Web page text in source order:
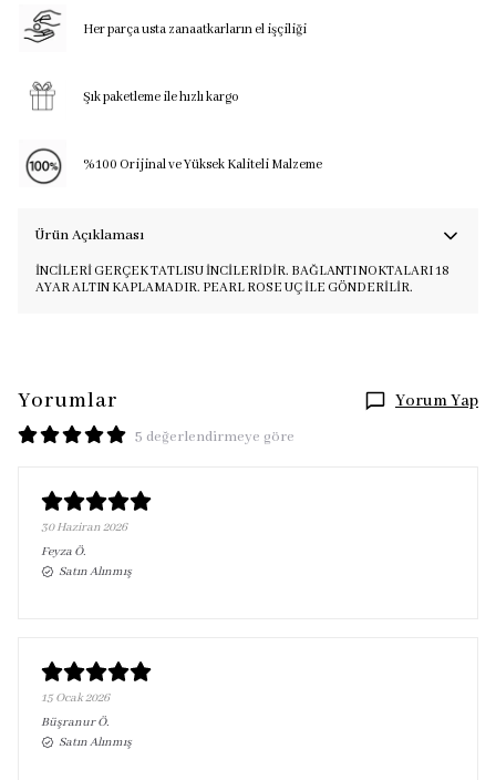
Her parça usta zanaatkarların el işçiliği
Şık paketleme ile hızlı kargo
%100 Orijinal ve Yüksek Kaliteli Malzeme
Ürün Açıklaması
İNCİLERİ GERÇEK TATLISU İNCİLERİDİR. BAĞLANTI NOKTALARI 18
AYAR ALTIN KAPLAMADIR. PEARL ROSE UÇ İLE GÖNDERİLİR.
Yorumlar Yorum Yap
5 değerlendirmeye göre
30 Haziran 2026
Feyza Ö.
Satın Alınmış
15 Ocak 2026
Büşranur Ö.
Satın Alınmış